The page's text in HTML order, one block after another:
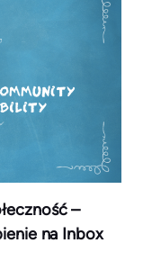
–
na Inbox